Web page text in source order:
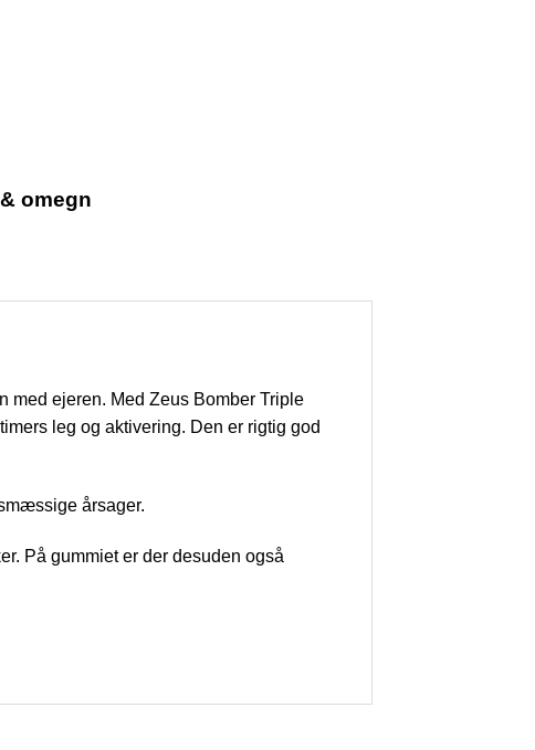
omegn
med ejeren. Med Zeus Bomber Triple
leg og aktivering. Den er rigtig god
årsager.
På gummiet er der desuden også